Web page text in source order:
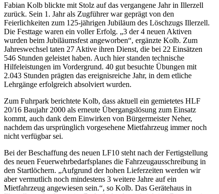
Fabian Kolb blickte mit Stolz auf das vergangene Jahr in Illerzell
zurück. Sein 1. Jahr als Zugführer war geprägt von den
Feierlichkeiten zum 125-jährigen Jubiläum des Löschzugs Illerzell.
Die Festtage waren ein voller Erfolg. „3 der 4 neuen Aktiven
wurden beim Jubiläumsfest angeworben“, ergänzte Kolb. Zum
Jahreswechsel taten 27 Aktive ihren Dienst, die bei 22 Einsätzen
546 Stunden geleistet haben. Auch hier standen technische
Hilfeleistungen im Vordergrund. 40 gut besuchte Übungen mit
2.043 Stunden prägten das ereignisreiche Jahr, in dem etliche
Lehrgänge erfolgreich absolviert wurden.
Zum Fuhrpark berichtete Kolb, dass aktuell ein gemietetes HLF
20/16 Baujahr 2000 als erneute Übergangslösung zum Einsatz
kommt, auch dank dem Einwirken von Bürgermeister Neher,
nachdem das ursprünglich vorgesehene Mietfahrzeug immer noch
nicht verfügbar sei.
Bei der Beschaffung des neuen LF10 steht nach der Fertigstellung
des neuen Feuerwehrbedarfsplanes die Fahrzeugausschreibung in
den Startlöchern. „Aufgrund der hohen Lieferzeiten werden wir
aber vermutlich noch mindestens 3 weitere Jahre auf ein
Mietfahrzeug angewiesen sein.“, so Kolb. Das Gerätehaus in